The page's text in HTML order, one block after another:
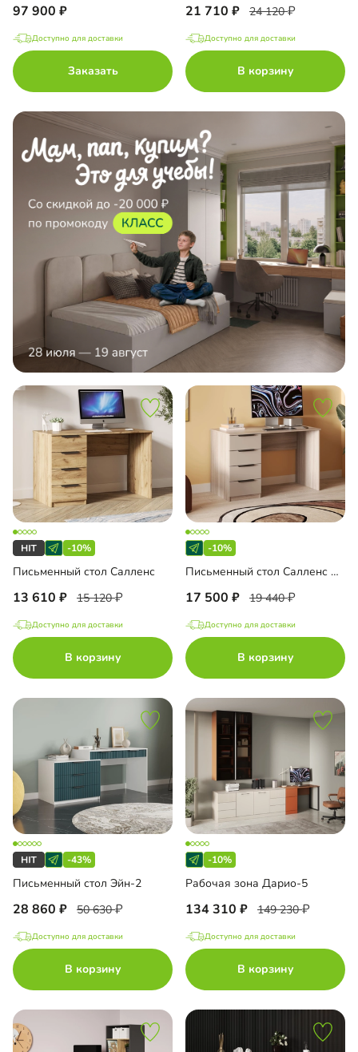
97 900
Доступно для доставки
Заказать
21 710 24 120
Доступно для доставки
В корзину
-10%
Письменный стол Салленс
13 610 15 120
Доступно для доставки
В корзину
-10%
Письменный стол Салленс Премиум
17 500 19 440
Доступно для доставки
В корзину
-43%
Письменный стол Эйн-2
28 860 50 630
Доступно для доставки
В корзину
-10%
Рабочая зона Дарио-5
134 310 149 230
Доступно для доставки
В корзину